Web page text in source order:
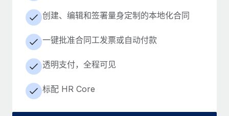
创建、编辑和签署量身定制的本地化合同
一键批准合同工发票或自动付款
透明支付，全程可见
标配 HR Core